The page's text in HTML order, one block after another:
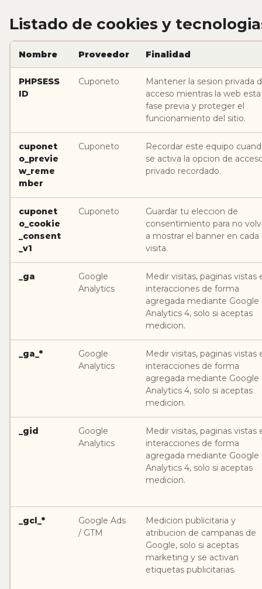
Listado de cookies y
Nombre Proveedor Finalidad
PHPSESS
ID
Cuponeto
Mantener la sesion privada
acceso mientras la web
fase previa y proteger el
funcionamiento del sitio.
cuponet
o_previe
w_reme
mber
Cuponeto
Recordar este equipo
se activa la opcion de
privado recordado.
cuponet
o_cookie
_consent
_v1
Cuponeto
Guardar tu eleccion de
consentimiento para no
a mostrar el banner en cada
visita.
_ga
Google
Analytics
Medir visitas, paginas vistas
interacciones de forma
agregada mediante Google
Analytics 4, solo si aceptas
medicion.
_ga_*
Google
Analytics
Medir visitas, paginas vistas
interacciones de forma
agregada mediante Google
Analytics 4, solo si aceptas
medicion.
_gid
Google
Analytics
Medir visitas, paginas vistas
interacciones de forma
agregada mediante Google
Analytics 4, solo si aceptas
medicion.
_gcl_*
Google Ads
/ GTM
Medicion publicitaria y
atribucion de campanas de
Google, solo si aceptas
marketing y se activan
etiquetas publicitarias.